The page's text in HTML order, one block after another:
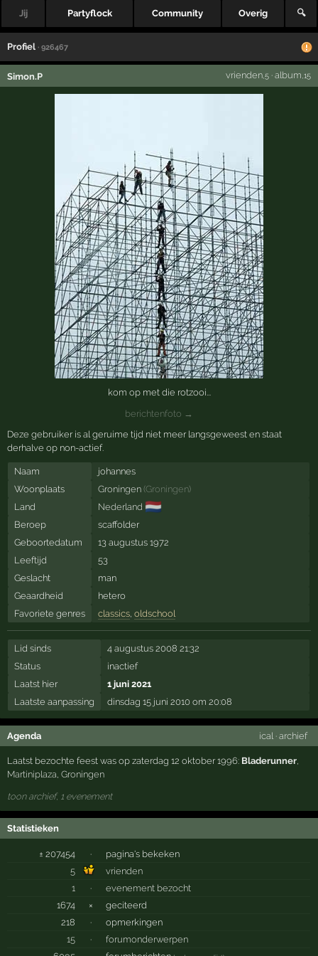
Jij Partyflock Community Overig 🔍
Profiel · 926467
Simon.P vrienden,5· album ,15
kom op met die rotzooi...
berichtenfoto →
Deze gebruiker is al geruime tijd niet meer langsgeweest en staat
derhalve op non-actief.
Naam
johannes
Woonplaats
Groningen (Groningen)
Land
Nederland 🇳🇱
Beroep
scaffolder
Geboortedatum
13 augustus 1972
Leeftijd
53
Geslacht
man
Geaardheid
hetero
Favoriete genres
classics, oldschool
Lid sinds
4 augustus 2008 21:32
Status
inactief
Laatst hier
1 juni 2021
Laatste aanpassing
dinsdag 15 juni 2010 om 20:08
Agenda ical· archief
Laatst bezochte feest was op zaterdag 12 oktober 1996: Bladerunner
Martiniplaza ,Groningen
toon archief, 1 evenement
Statistieken
± 207454 ·
pagina's bekeken
5
vrienden
1
·
evenement bezocht
1674
×
geciteerd
218
·
opmerkingen
15
·
forumonderwerpen